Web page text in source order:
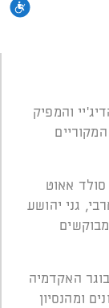
והמפיק
סולד אאוט
גני יהושע
האקדמיה
ומהנסיון